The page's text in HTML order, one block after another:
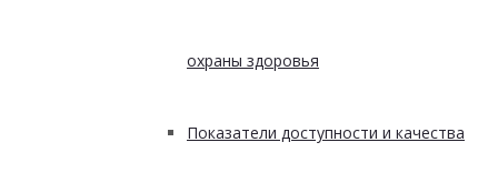
охраны здоровья
Показатели доступности и качества